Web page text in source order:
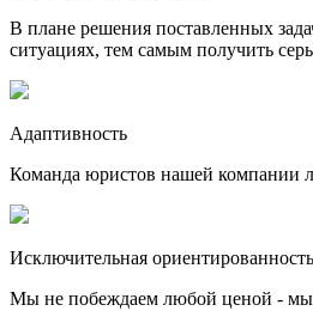
В плане решения поставленных
ситуациях, тем самым получить
Адаптивность
Команда юристов нашей компании
Исключительная
Мы не побеждаем любой ценой - мы